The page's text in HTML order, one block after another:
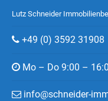
Lutz Schneider
+49 (0) 3592 31908
Mo – Do 9:00 –
info@schneider-